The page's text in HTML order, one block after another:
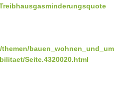
bauen_wohnen_und_um
Seite.4320020.html